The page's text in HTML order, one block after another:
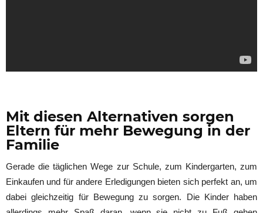
Mit diesen Alternativen sorgen
Eltern für mehr Bewegung in der
Familie
Gerade die täglichen Wege zur Schule, zum Kindergarten, zum
Einkaufen und für andere Erledigungen bieten sich perfekt an, um
dabei gleichzeitig für Bewegung zu sorgen. Die Kinder haben